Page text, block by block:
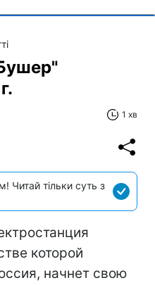
1 хв
Читай тільки суть з
которой
начнет свою